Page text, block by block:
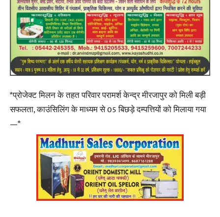
*प्रोजेक्ट मिलन के तहत परिवार परामर्श केन्द्र मीरजापुर को मिली बड़ी
सफलता, काउंसिलिंग के माध्यम से 05 बिछड़े दम्पत्तियों को मिलाया गया
—*